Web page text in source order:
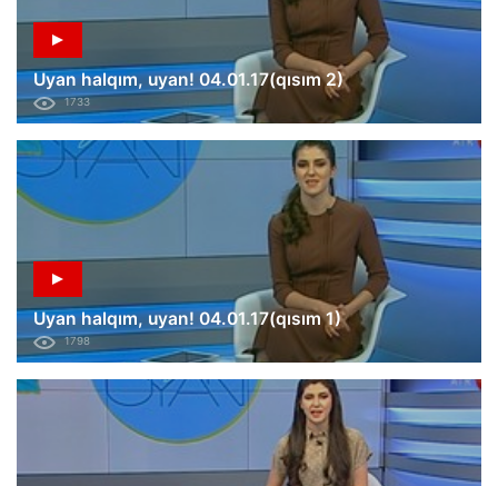
Uyan halqım, uyan! 04.01.17(qısım 2)
1733
Uyan halqım, uyan! 04.01.17(qısım 1)
1798